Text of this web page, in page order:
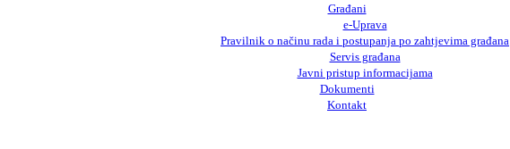
Građani
e-Uprava
Pravilnik o načinu rada i postupanja po zahtjevima građana
Servis građana
Javni pristup informacijama
Dokumenti
Kontakt